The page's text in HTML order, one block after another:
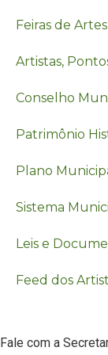
Feiras de Artes
Artistas,
Conselho
Patrimônio
Plano
Sistema
Leis e
Feed dos
Fale com a